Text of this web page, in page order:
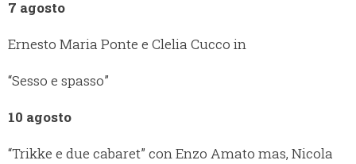
7 agosto
Ernesto Maria Ponte e Clelia Cucco in
“Sesso e spasso”
10 agosto
“Trikke e due cabaret” con Enzo Amato mas, Nicola